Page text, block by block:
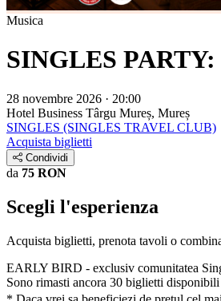
Musica
SINGLES
28 novembre 2026 · 20:00
Hotel Business Târgu Mureș, Mureș
SINGLES (SINGLES TRAVEL CLUB)
Acquista biglietti
Condividi
da 75 RON
Scegli l'esperienza
Acquista biglietti, prenota tavoli o
EARLY BIRD - exclusiv comunitatea
Sono rimasti ancora 30 biglietti